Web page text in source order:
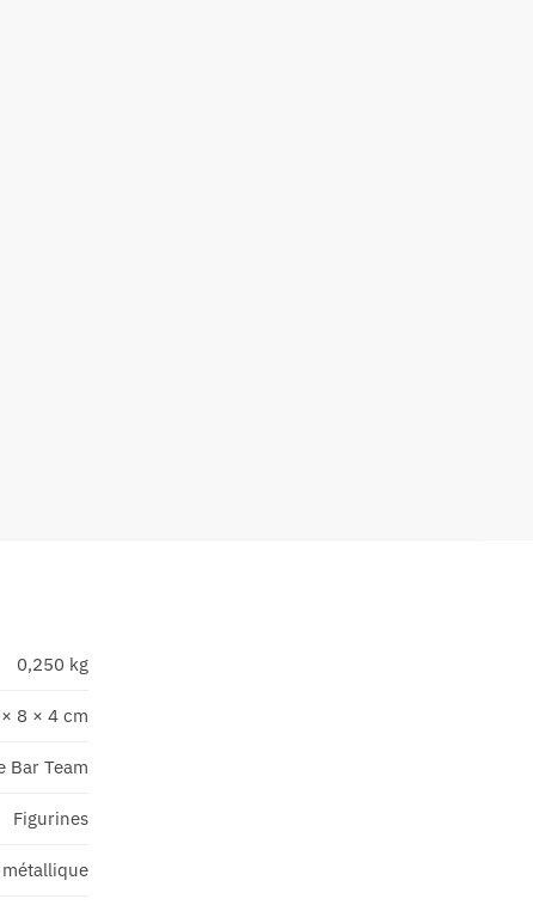
0,250 kg
8 × 4 cm
Bar Team
Figurines
métallique